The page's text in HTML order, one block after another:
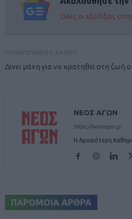
Όλες οι εξελίξεις
Δίνει μάχη για να κρατηθεί στη ζωή
ΝΕΟΣ ΑΓΩΝ
https://neosagon.gr
Η Αρχαιότερη
ΠΑΡΟΜΟΙΑ ΑΡΘΡΑ